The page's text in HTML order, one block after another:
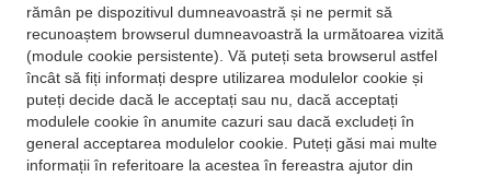
rămân pe dispozitivul dumneavoastră și ne permit să
recunoaștem browserul dumneavoastră la următoarea vizită
(module cookie persistente). Vă puteți seta browserul astfel
încât să fiți informați despre utilizarea modulelor cookie și
puteți decide dacă le acceptați sau nu, dacă acceptați
modulele cookie în anumite cazuri sau dacă excludeți în
general acceptarea modulelor cookie. Puteți găsi mai multe
informații în referitoare la acestea în fereastra ajutor din